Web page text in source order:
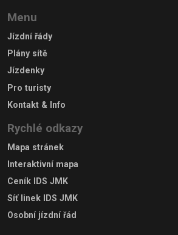
Menu
Jízdní řády
Plány sítě
Jízdenky
Pro turisty
Kontakt & Info
Rychlé odkazy
Mapa stránek
Interaktivní mapa
Ceník IDS JMK
Síť linek IDS JMK
Osobní jízdní řád